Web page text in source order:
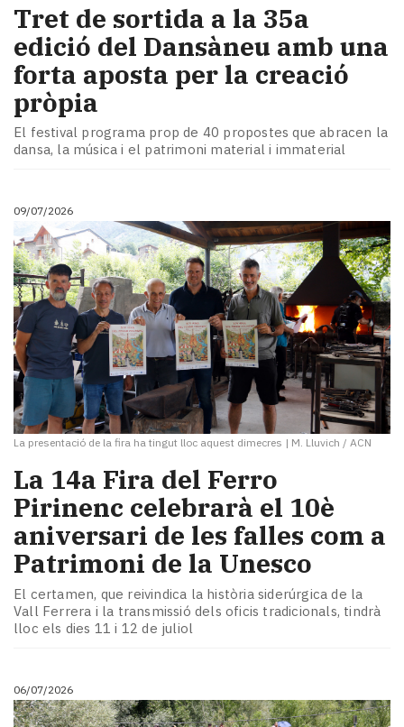
​Tret de sortida a la 35a
edició del Dansàneu amb una
forta aposta per la creació
pròpia
El festival programa prop de 40 propostes que abracen la
dansa, la música i el patrimoni material i immaterial
09/07/2026
La presentació de la fira ha tingut lloc aquest dimecres | M. Lluvich / ACN
La 14a Fira del Ferro
Pirinenc celebrarà el 10è
aniversari de les falles com a
Patrimoni de la Unesco
El certamen, que reivindica la història siderúrgica de la
Vall Ferrera i la transmissió dels oficis tradicionals, tindrà
lloc els dies 11 i 12 de juliol
06/07/2026